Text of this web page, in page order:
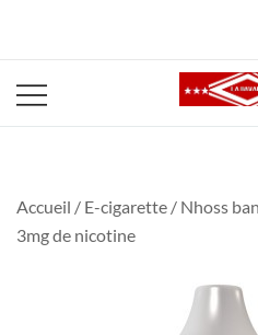
Accueil / E-cigarette / Nhoss
3mg de nicotine